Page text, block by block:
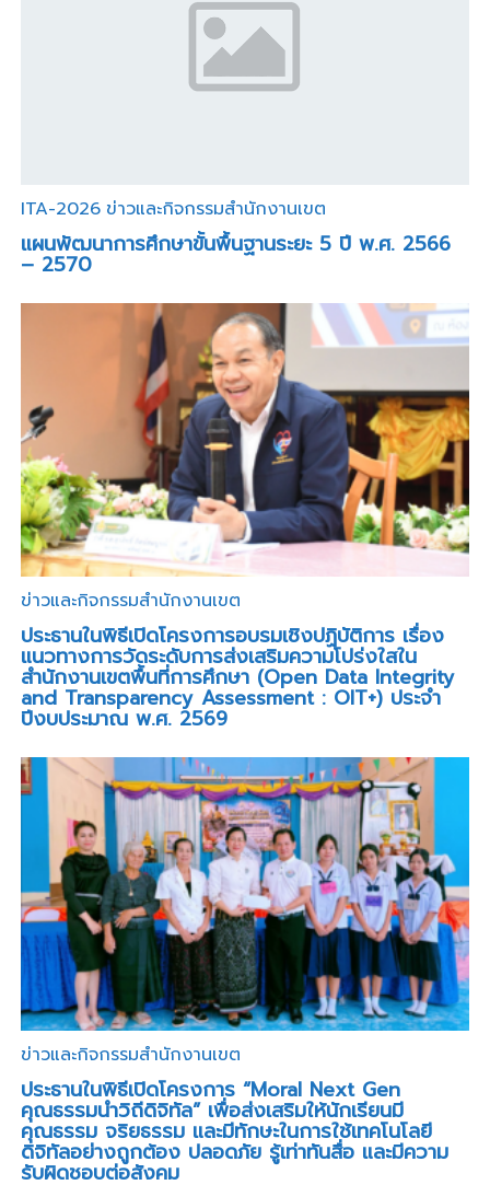
ITA-2026 ข่าวและกิจกรรมสำนักงานเขต
แผนพัฒนาการศึกษาขั้นพื้นฐานระยะ 5 ปี พ.ศ. 2566
– 2570
ข่าวและกิจกรรมสำนักงานเขต
ประธานในพิธีเปิดโครงการอบรมเชิงปฏิบัติการ เรื่อง
แนวทางการวัดระดับการส่งเสริมความโปร่งใสใน
สำนักงานเขตพื้นที่การศึกษา (Open Data Integrity
and Transparency Assessment : OIT+) ประจำ
ปีงบประมาณ พ.ศ. 2569
ข่าวและกิจกรรมสำนักงานเขต
ประธานในพิธีเปิดโครงการ “Moral Next Gen
คุณธรรมนำวิถีดิจิทัล” เพื่อส่งเสริมให้นักเรียนมี
คุณธรรม จริยธรรม และมีทักษะในการใช้เทคโนโลยี
ดิจิทัลอย่างถูกต้อง ปลอดภัย รู้เท่าทันสื่อ และมีความ
รับผิดชอบต่อสังคม